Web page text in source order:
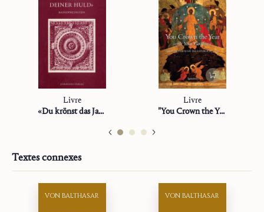
Livre
«Du krönst das Jahr mit deiner Huld»
Livre
"You Crown the Year with Your Goodness"
Textes connexes
VON BALTHASAR VON BALTHASAR